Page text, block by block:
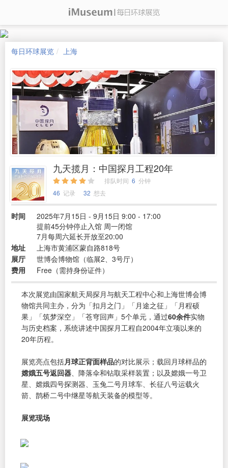
每日环球展览 上海
九天揽月：中国探月工程20年
排队时间 6 分钟
46 记录 32 想去
时间
2025年7月15日 - 9月15日 9:00 - 17:00
提前45分钟停止入馆 周一闭馆
7月每周六延长开放至20:00
地址
上海市黄浦区蒙自路818号
展厅
世博会博物馆（临展2、3号厅）
费用
Free（需持身份证件）
本次展览由国家航天局探月与航天工程中心和上海世博会博
物馆共同主办，分为「扣月之门」「月途之征」「月程硕
果」「筑梦深空」「苍穹回声」5个单元，通过60余件实物
与历史档案，系统讲述中国探月工程自2004年立项以来的
20年历程。
展览亮点包括月球正背面样品的对比展示；载回月球样品的
嫦娥五号返回器 、降落伞和钻取采样装置；以及嫦娥一号卫
星、嫦娥四号探测器、玉兔二号月球车、长征八号运载火
箭、鹊桥二号中继星等航天装备的模型等。
展览现场